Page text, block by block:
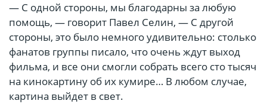
— С одной стороны, мы благодарны за любую
помощь, — говорит Павел Селин, — С другой
стороны, это было немного удивительно: столько
фанатов группы писало, что очень ждут выход
фильма, и все они смогли собрать всего сто тысяч
на кинокартину об их кумире… В любом случае,
картина выйдет в свет.